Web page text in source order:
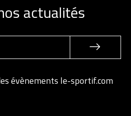
actualités
évènements le-sportif.com